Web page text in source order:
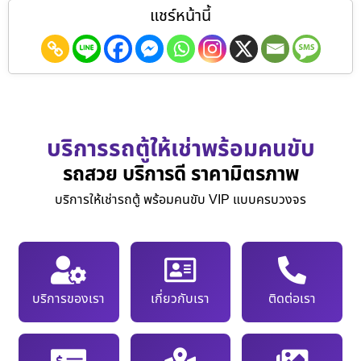
แชร์หน้านี้
บริการรถตู้ให้เช่าพร้อมคนขับ
รถสวย บริการดี ราคามิตรภาพ
บริการให้เช่ารถตู้ พร้อมคนขับ VIP แบบครบวงจร
บริการของเรา เกี่ยวกับเรา ติดต่อเรา